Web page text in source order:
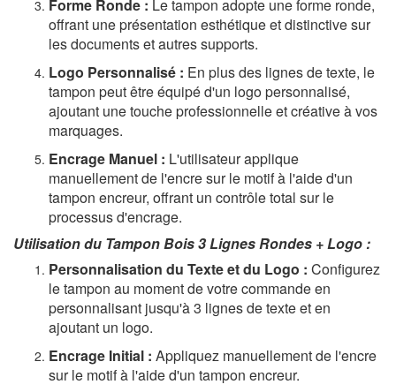
Forme Ronde : Le tampon adopte une forme ronde,
offrant une présentation esthétique et distinctive sur
les documents et autres supports.
Logo Personnalisé : En plus des lignes de texte, le
tampon peut être équipé d'un logo personnalisé,
ajoutant une touche professionnelle et créative à vos
marquages.
Encrage Manuel : L'utilisateur applique
manuellement de l'encre sur le motif à l'aide d'un
tampon encreur, offrant un contrôle total sur le
processus d'encrage.
Utilisation du Tampon Bois 3 Lignes Rondes + Logo :
Personnalisation du Texte et du Logo : Configurez
le tampon au moment de votre commande en
personnalisant jusqu'à 3 lignes de texte et en
ajoutant un logo.
Encrage Initial : Appliquez manuellement de l'encre
sur le motif à l'aide d'un tampon encreur.